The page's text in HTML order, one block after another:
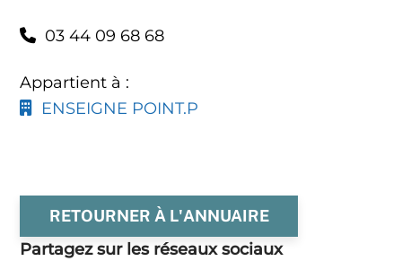
03 44 09 68 68
Appartient à :
ENSEIGNE POINT.P
RETOURNER À L'ANNUAIRE
Partagez sur les réseaux sociaux